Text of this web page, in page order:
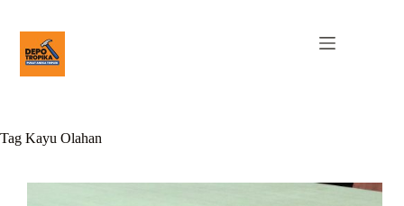
Tag Kayu Olahan